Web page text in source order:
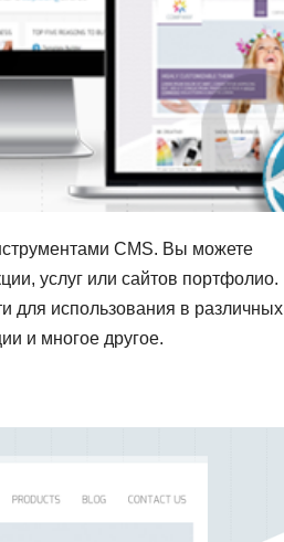
CMS. Вы можете
услуг или сайтов портфолио.
для использования в различных
и многое другое.